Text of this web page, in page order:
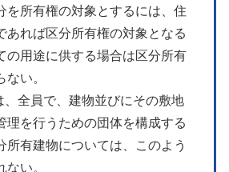
を所有権の対象とするには、住
あれば区分所有権の対象となる
の用途に供する場合は区分所有
い。
全員で、建物並びにその敷地
理を行うための団体を構成する
所有建物については、このよう
い。